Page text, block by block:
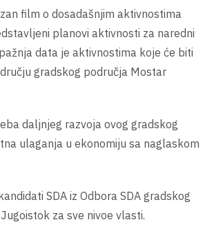
film o dosadašnjim aktivnostima
planovi aktivnosti za naredni
data je aktivnostima koje će biti
gradskog područja Mostar
daljnjeg razvoja ovog gradskog
ulaganja u ekonomiju sa naglaskom
SDA iz Odbora SDA gradskog
za sve nivoe vlasti.